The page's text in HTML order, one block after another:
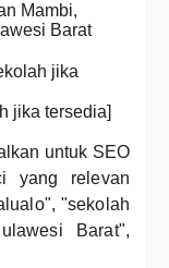
Mambi,
Barat
jika
jika tersedia]
untuk SEO
yang relevan
"sekolah
Barat",